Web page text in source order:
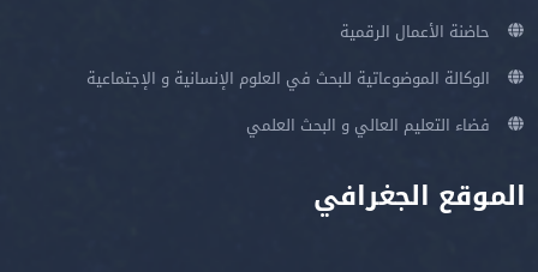
حاضنة الأعمال الرقمية
الوكالة الموضوعاتية للبحث في العلوم الإنسانية و الإجتماعية
فضاء التعليم العالي و البحث العلمي
الموقع الجغرافي